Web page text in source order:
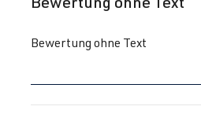
BJ 2005-
Passat
B6 (Tipo
BJ 2005-
Bewertung ohne Text